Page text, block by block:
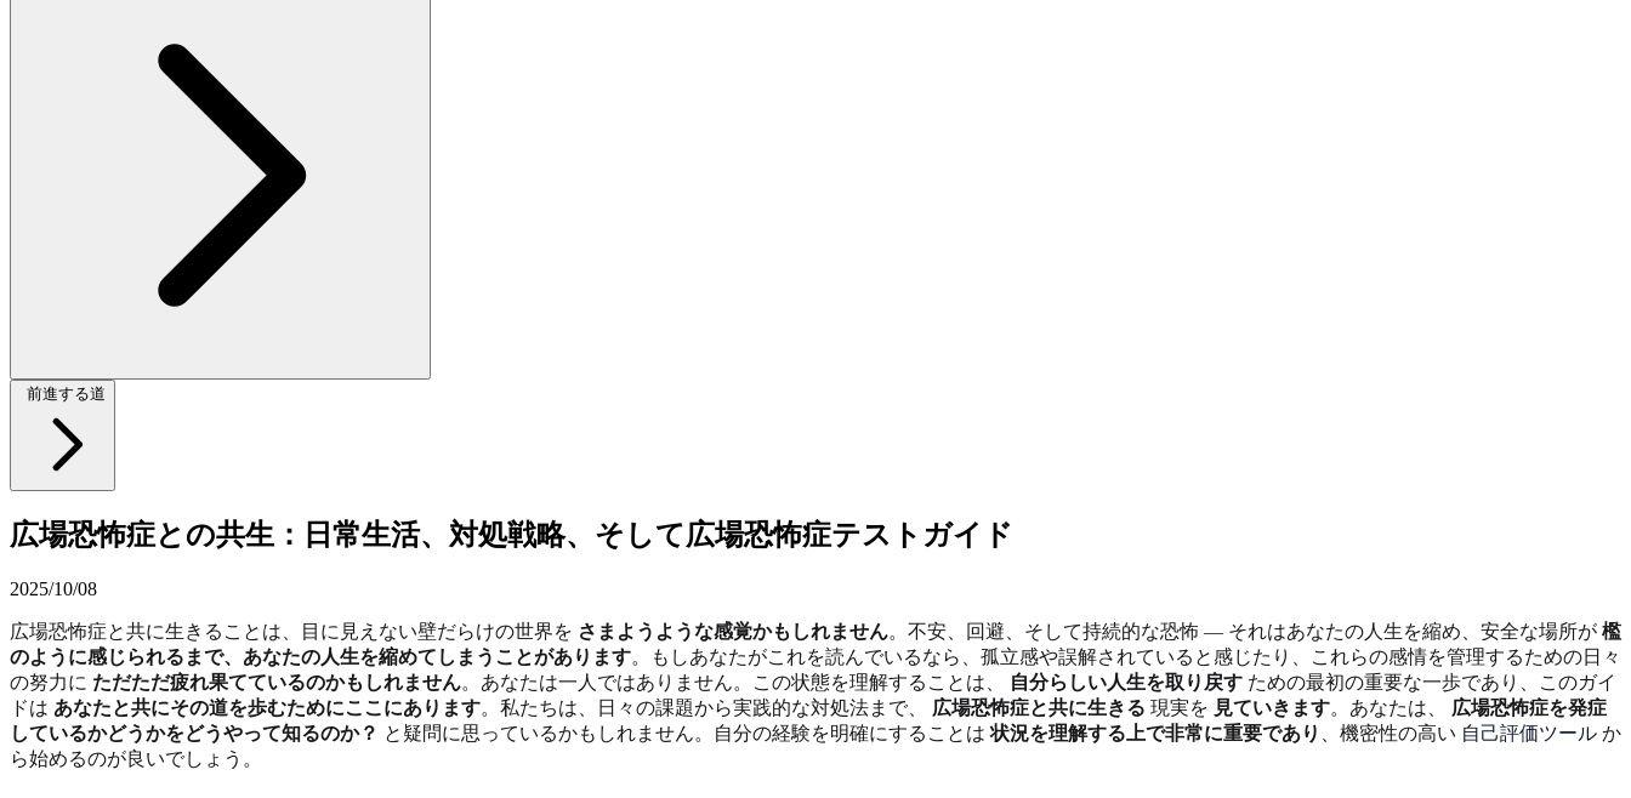
前進する道
広場恐怖症との共生：日常生活、対処戦略、そして広場恐怖症テストガイド
2025/10/08
広場恐怖症と共に生きることは、目に見えない壁だらけの世界を さまようような感覚かもしれません。不安、回避、そして持続的な恐怖 — それはあなたの人生を縮め、安全な場所が 檻
のように感じられるまで、あなたの人生を縮めてしまうことがあります。もしあなたがこれを読んでいるなら、孤立感や誤解されていると感じたり、これらの感情を管理するための日々
の努力に ただただ疲れ果てているのかもしれません。あなたは一人ではありません。この状態を理解することは、 自分らしい人生を取り戻す ための最初の重要な一歩であり、このガイ
ドは あなたと共にその道を歩むためにここにあります。私たちは、日々の課題から実践的な対処法まで、 広場恐怖症と共に生きる 現実を 見ていきます。あなたは、 広場恐怖症を発症
しているかどうかをどうやって知るのか？ と疑問に思っているかもしれません。自分の経験を明確にすることは状況を理解する上で非常に重要であり 、機密性の高い 自己評価ツール か
ら始めるのが良いでしょう。